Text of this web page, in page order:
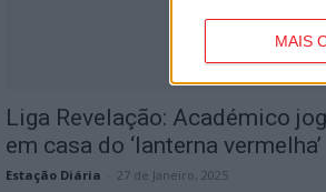
MAIS
Liga Revelação: Académico
em casa do ‘lanterna vermelha’
Estação Diária 27 de Janeiro, 2025